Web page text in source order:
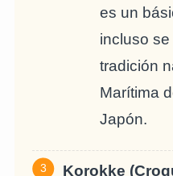
es un
incluso
tradición
Marítima
Japón.
Korokke